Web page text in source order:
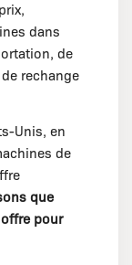
dans
de
rechange
Unis, en
de
que
pour